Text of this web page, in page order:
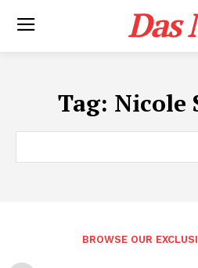
Das
Tag: Nicole
BROWSE OUR